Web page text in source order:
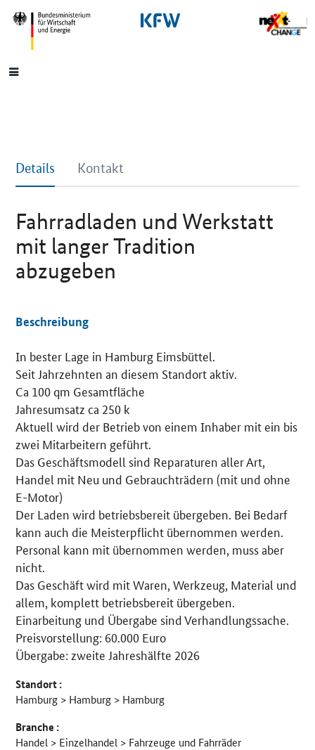
SrOnlyNavigation
Hauptmenü
Details Kontakt
Fahrradladen und Werkstatt
mit langer Tradition
abzugeben
Details
Beschreibung
In bester Lage in Hamburg Eimsbüttel.
Seit Jahrzehnten an diesem Standort aktiv.
Ca 100 qm Gesamtfläche
Jahresumsatz ca 250 k
Aktuell wird der Betrieb von einem Inhaber mit ein bis
zwei Mitarbeitern geführt.
Das Geschäftsmodell sind Reparaturen aller Art,
Handel mit Neu und Gebrauchträdern (mit und ohne
E-Motor)
Der Laden wird betriebsbereit übergeben. Bei Bedarf
kann auch die Meisterpflicht übernommen werden.
Personal kann mit übernommen werden, muss aber
nicht.
Das Geschäft wird mit Waren, Werkzeug, Material und
allem, komplett betriebsbereit übergeben.
Einarbeitung und Übergabe sind Verhandlungssache.
Preisvorstellung: 60.000 Euro
Übergabe: zweite Jahreshälfte 2026
Standort :
Hamburg > Hamburg > Hamburg
Branche :
Handel > Einzelhandel > Fahrzeuge und Fahrräder